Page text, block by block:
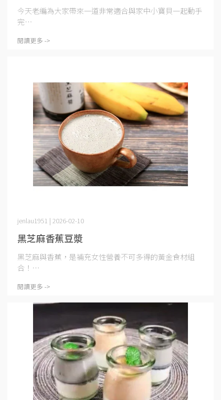
今天老編為大家帶來一道非常適合與家中小寶貝一起動手
完⋯
閱讀更多 ->
黑芝麻香蕉豆漿
jenlau1951 | 2026-02-10
黑芝麻與香蕉，是補充女性營養不可多得的黃金食材組
合！⋯
閱讀更多 ->